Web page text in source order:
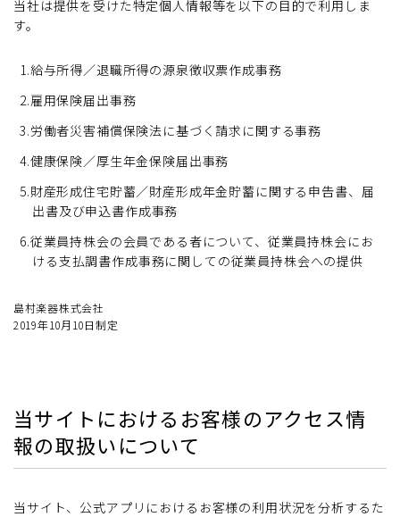
当社は提供を受けた特定個人情報等を以下の目的で利用しま
す。
1.給与所得／退職所得の源泉徴収票作成事務
2.雇用保険届出事務
3.労働者災害補償保険法に基づく請求に関する事務
4.健康保険／厚生年金保険届出事務
5.財産形成住宅貯蓄／財産形成年金貯蓄に関する申告書、届
出書及び申込書作成事務
6.従業員持株会の会員である者について、従業員持株会にお
ける支払調書作成事務に関しての従業員持株会への提供
島村楽器株式会社
2019年10月10日制定
当サイトにおけるお客様のアクセス情
報の取扱いについて
当サイト、公式アプリにおけるお客様の利用状況を分析するた